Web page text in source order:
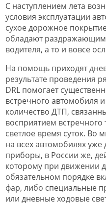
С наступлением лета
условия эксплуатации
сухое дорожное
обладают раздражающим
водителя, а то и вовсе
На помощь приходят
результате проведения
DRL помогает
встречного автомобиля
количество ДТП,
восприятием встречного
светлое время суток. Во
на всех автомобилях
приборы, в России же,
которому при движении
обязательном порядке
фар, либо специальные
или дневные ходовые